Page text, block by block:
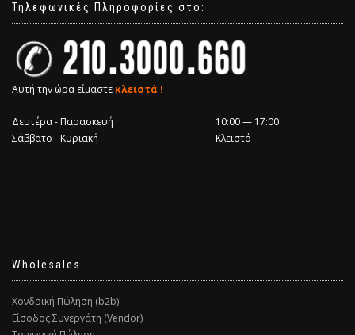
Τηλεφωνικές Πληροφορίες στο:
Αυτή την ώρα είμαστε κλειστά !
Δευτέρα - Παρασκευή
10:00 — 17:00
Σάββατο - Κυριακή
Κλειστό
Wholesales
Χονδρική Πώληση (b2b)
Είσοδος Συνεργάτη (Vendor)